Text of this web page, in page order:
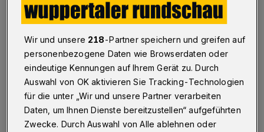
Gerüst am Westkotter Viadukt
wird abgebaut
Wuppertal
Die Westkotter Straße muss vom 1. bis 4.
Juli nachts zwischen 0:40 und 4:10 Uhr in beide
Richtungen gesperrt werden. In dieser Zeit wird das
Arbeitsgerüst auf der Nordseite des Viadukts abgebaut.
Wir und unsere 218-Partner speichern und greifen auf
personenbezogene Daten wie Browserdaten oder
eindeutige Kennungen auf Ihrem Gerät zu. Durch
Auswahl von OK aktivieren Sie Tracking-Technologien
für die unter „Wir und unsere Partner verarbeiten
Daten, um Ihnen Dienste bereitzustellen“ aufgeführten
Zwecke. Durch Auswahl von Alle ablehnen oder